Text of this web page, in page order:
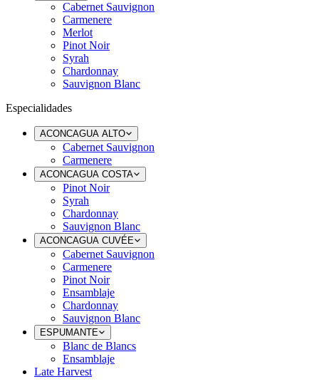
Cabernet Sauvignon
Carmenere
Merlot
Pinot Noir
Syrah
Chardonnay
Sauvignon Blanc
Especialidades
ACONCAGUA ALTO
Cabernet Sauvignon
Carmenere
ACONCAGUA COSTA
Pinot Noir
Syrah
Chardonnay
Sauvignon Blanc
ACONCAGUA CUVÉE
Cabernet Sauvignon
Carmenere
Pinot Noir
Ensamblaje
Chardonnay
Sauvignon Blanc
ESPUMANTE
Blanc de Blancs
Ensamblaje
Late Harvest